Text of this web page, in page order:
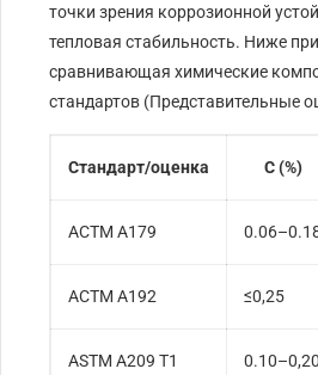
точки зрения коррозионной
тепловая стабильность. Ниже
сравнивающая химические
стандартов (Представительные
Стандарт/оценка С (%)
АСТМ А179
АСТМ А192 ≤0,25
ASTM A209 T1 0.10–0,20